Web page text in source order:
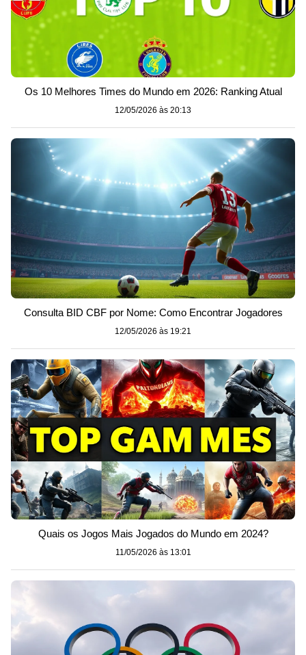
Os 10 Melhores Times do Mundo em 2026: Ranking Atual
12/05/2026 às 20:13
Consulta BID CBF por Nome: Como Encontrar Jogadores
12/05/2026 às 19:21
Quais os Jogos Mais Jogados do Mundo em 2024?
11/05/2026 às 13:01